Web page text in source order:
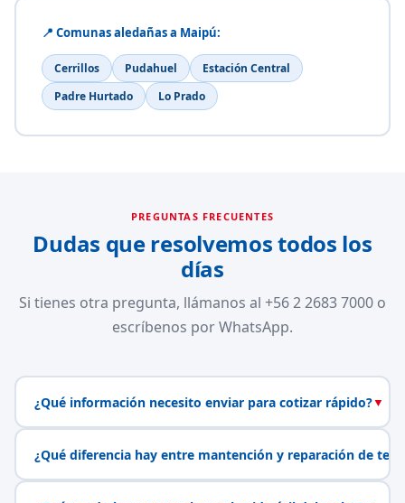
📍 Comunas aledañas a Maipú:
Cerrillos Pudahuel
Estación Central
Padre Hurtado
Lo Prado
PREGUNTAS FRECUENTES
Dudas que resolvemos todos los
días
Si tienes otra pregunta, llámanos al +56 2 2683 7000 o
escríbenos por WhatsApp.
¿Qué información necesito enviar para cotizar rápido?▼
¿Qué diferencia hay entre mantención y reparación de